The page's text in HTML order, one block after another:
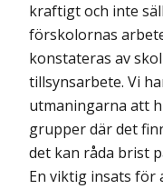
kraftigt och inte
förskolornas
konstateras av
tillsynsarbete. Vi
utmaningarna att
grupper där det
det kan råda brist
En viktig insats för